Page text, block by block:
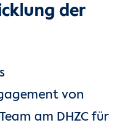
der
von
am DHZC für